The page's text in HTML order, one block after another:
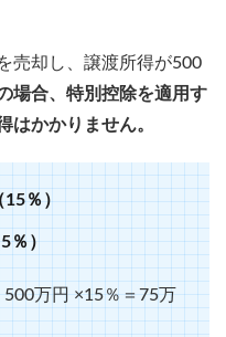
売却し、譲渡所得が500
場合、特別控除を適用す
はかかりません。
15％）
％）
万円 ×15％＝75万